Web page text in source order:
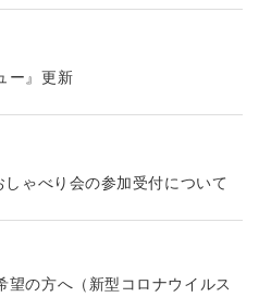
ー』更新
しゃべり会の参加受付について
望の方へ（新型コロナウイルス